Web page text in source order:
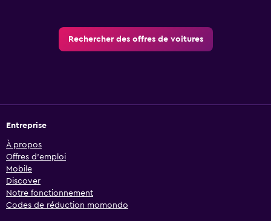
Rechercher des offres de voitures
Entreprise
À propos
Offres d’emploi
Mobile
Discover
Notre fonctionnement
Codes de réduction momondo